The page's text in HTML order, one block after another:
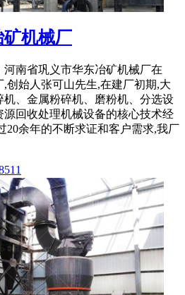
机械厂
南省巩义市华东冶矿机械厂在
,创始人张可山先生,在建厂初期,大
机、金属粉碎机、磨粉机、分选设
源回收处理机械设备的核心技术经
20余年的不断求证和客户需求,我厂